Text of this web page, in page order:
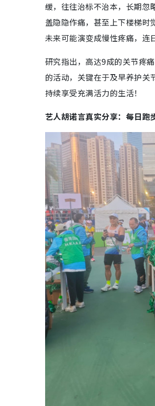
缓，往往治标不治本，长期忽
盖隐隐作痛，甚至上下楼梯
未来可能演变成慢性疼痛，连
研究指出，高达9成的关节疼
的活动，关键在于及早养护
持续享受充满活力的生活！
艺人胡诺言真实分享：每日跑